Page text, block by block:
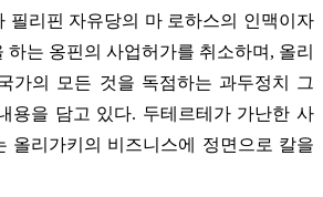
필리핀 자유당의 마 로하스의 인맥이자
는 옹핀의 사업허가를 취소하며, 올리
가의 모든 것을 독점하는 과두정치 그
용을 담고 있다. 두테르테가 가난한 사
올리가키의 비즈니스에 정면으로 칼을